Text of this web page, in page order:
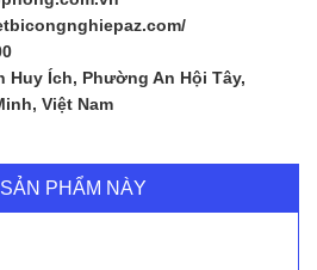
Huy Ích, Phường An Hội Tây,
Việt Nam
PHẨM NÀY